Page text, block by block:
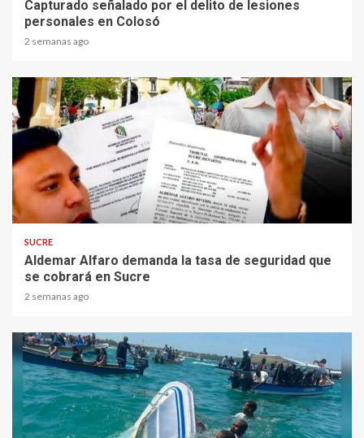
Capturado señalado por el delito de lesiones
personales en Colosó
2 semanas ago
2 min read
SUCRE
Aldemar Alfaro demanda la tasa de seguridad que
se cobrará en Sucre
2 semanas ago